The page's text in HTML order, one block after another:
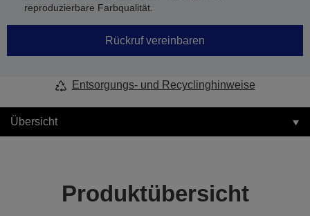
reproduzierbare Farbqualität.
Rückruf vereinbaren
Entsorgungs- und Recyclinghinweise
Übersicht
Produktübersicht